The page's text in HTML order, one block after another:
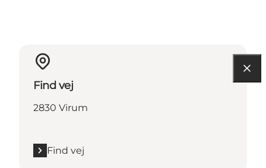
Find vej
2830 Virum
Find vej